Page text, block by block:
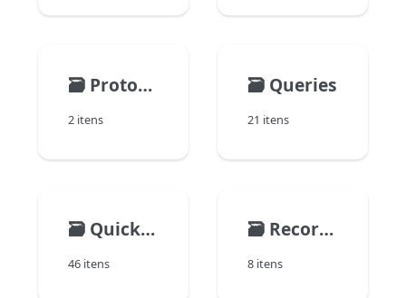
🗃️ Protocolo seguro
2 itens
🗃️ Queries
21 itens
🗃️ Quick Report
46 itens
🗃️ Record Locking
8 itens